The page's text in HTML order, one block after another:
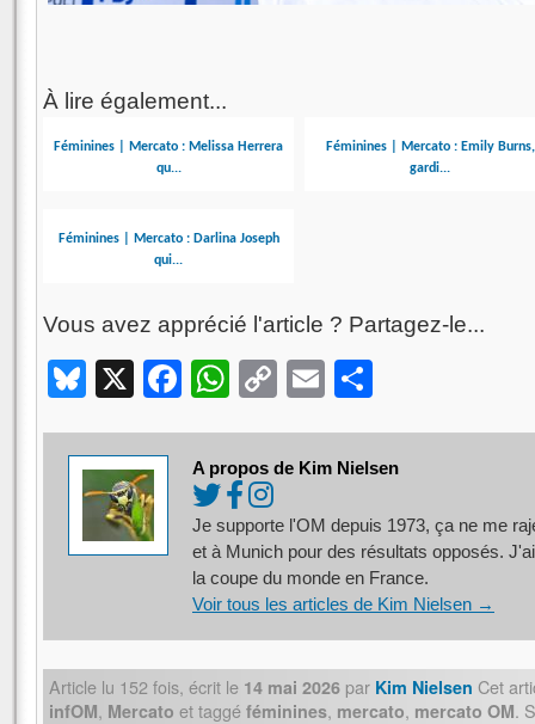
À lire également...
Féminines | Mercato : Melissa Herrera
qu...
Féminines | Mercato : Emily Burns,
gardi...
Féminines | Mercato : Darlina Joseph
qui...
Vous avez apprécié l'article ? Partagez-le...
Bluesky
X Facebook
WhatsApp
CopyEmail
A propos de Kim Nielsen
Je supporte l'OM depuis 1973, ça ne me
et à Munich pour des résultats opposés.
la coupe du monde en France.
Voir tous les articles de Kim Nielsen →
Article lu 152 fois, écrit le 14 mai 2026 par Kim Nielsen Cet
infOM, Mercato et taggé féminines, mercato, mercato OM.